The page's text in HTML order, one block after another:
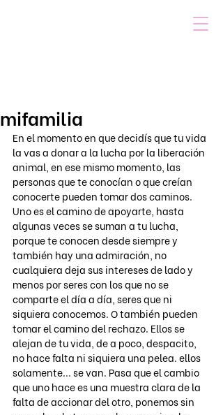
mifamilia
En el momento en que decidís que tu vida
la vas a donar a la lucha por la liberación
animal, en ese mismo momento, las
personas que te conocían o que creían
conocerte pueden tomar dos caminos.
Uno es el camino de apoyarte, hasta
algunas veces se suman a tu lucha,
porque te conocen desde siempre y
también hay una admiración, no
cualquiera deja sus intereses de lado y
menos por seres con los que no se
comparte el día a día, seres que ni
siquiera conocemos. O también pueden
tomar el camino del rechazo. Ellos se
alejan de tu vida, de a poco, despacito,
no hace falta ni siquiera una pelea. ellos
solamente... se van. Pasa que el cambio
que uno hace es una muestra clara de la
falta de accionar del otro, ponemos sin